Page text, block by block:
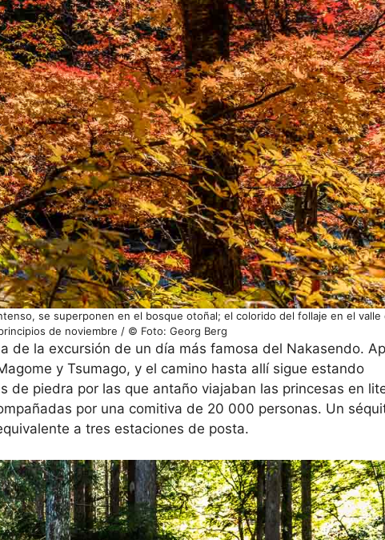
se superponen en el bosque otoñal; el colorido del follaje en el valle
de noviembre / © Foto: Georg Berg
de la excursión de un día más famosa del Nakasendo.
y Tsumago, y el camino hasta allí sigue estando
de piedra por las que antaño viajaban las princesas en
por una comitiva de 20 000 personas. Un
a tres estaciones de posta.